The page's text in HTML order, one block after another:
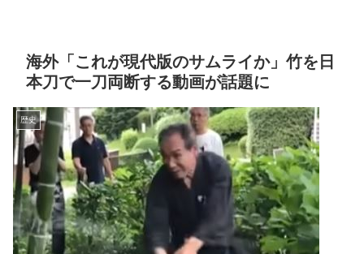
海外「これが現代版のサムライか」竹を日
本刀で一刀両断する動画が話題に
歴史